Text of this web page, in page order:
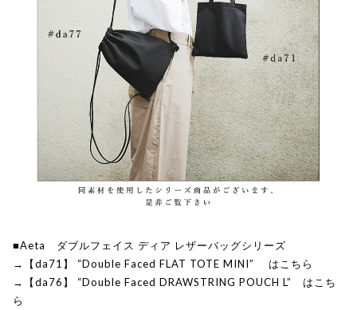
■Aeta ダブルフェイス ディア レザーバッグシリーズ
→【da71】 “Double Faced FLAT TOTE MINI” はこちら
→【da76】 “Double Faced DRAWSTRING POUCH L” はこち
ら